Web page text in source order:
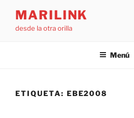
contenido
MARILINK
desde la otra orilla
Menú
ETIQUETA: EBE2008